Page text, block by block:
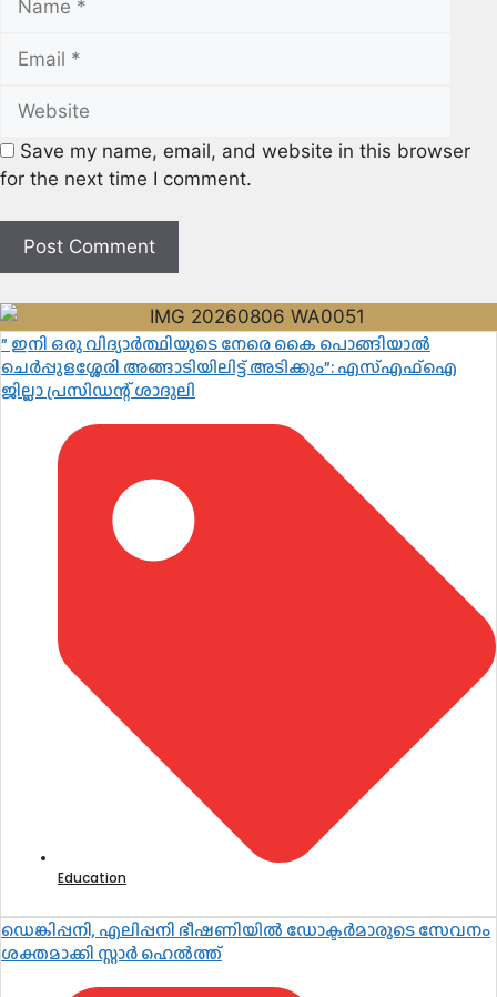
Save my name, email, and website in this browser
for the next time I comment.
” ഇനി ഒരു വിദ്യാർത്ഥിയുടെ നേരെ കൈ പൊങ്ങിയാൽ
ചെർപ്പുളശ്ശേരി അങ്ങാടിയിലിട്ട് അടിക്കും”: എസ്എഫ്ഐ
ജില്ലാ പ്രസിഡന്റ് ശാദുലി
Education
ഡെങ്കിപ്പനി, എലിപ്പനി ഭീഷണിയിൽ ഡോക്ടർമാരുടെ സേവനം
ശക്തമാക്കി സ്റ്റാർ ഹെൽത്ത്